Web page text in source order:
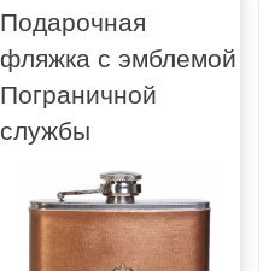
Подарочная
фляжка с эмблемой
Пограничной
службы